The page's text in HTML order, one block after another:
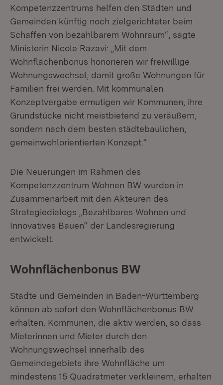
Kompetenzzentrums helfen den Städten und
Gemeinden künftig noch zielgerichteter beim
Schaffen von bezahlbarem Wohnraum“, sagte
Ministerin Nicole Razavi: „Mit dem
Wohnflächenbonus honorieren wir freiwillige
Wohnungswechsel, damit große Wohnungen für
Familien frei werden. Mit kommunalen
Konzeptvergabe ermutigen wir Kommunen, ihre
Grundstücke nicht meistbietend zu veräußern,
sondern nach dem besten städtebaulichen,
gemeinwohlorientierten Konzept.“
Die Neuerungen im Rahmen des
Kompetenzzentrum Wohnen BW wurden in
Zusammenarbeit mit den Akteuren des
Strategiedialogs „Bezahlbares Wohnen und
Innovatives Bauen“ der Landesregierung
entwickelt.
Wohnflächenbonus BW
Städte und Gemeinden in Baden-Württemberg
können ab sofort den Wohnflächenbonus BW
erhalten. Kommunen, die aktiv werden, so dass
Mieterinnen und Mieter durch den
Wohnungswechsel innerhalb des
Gemeindegebiets ihre Wohnfläche um
mindestens 15 Quadratmeter verkleinern, erhalten